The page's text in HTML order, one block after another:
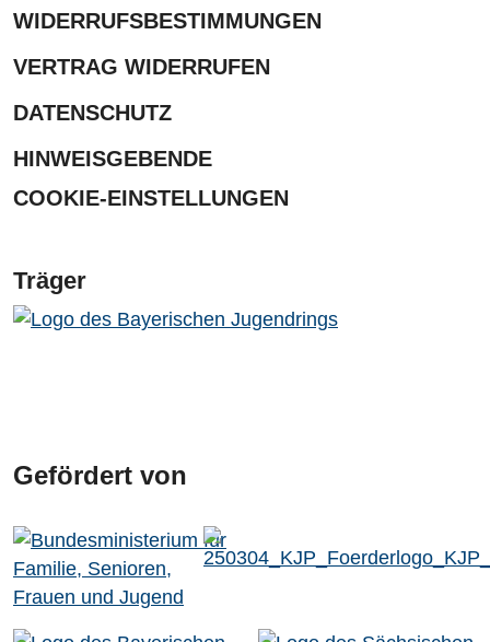
WIDERRUFSBESTIMMUNGEN
VERTRAG WIDERRUFEN
DATENSCHUTZ
HINWEISGEBENDE
COOKIE-EINSTELLUNGEN
Träger
Gefördert von